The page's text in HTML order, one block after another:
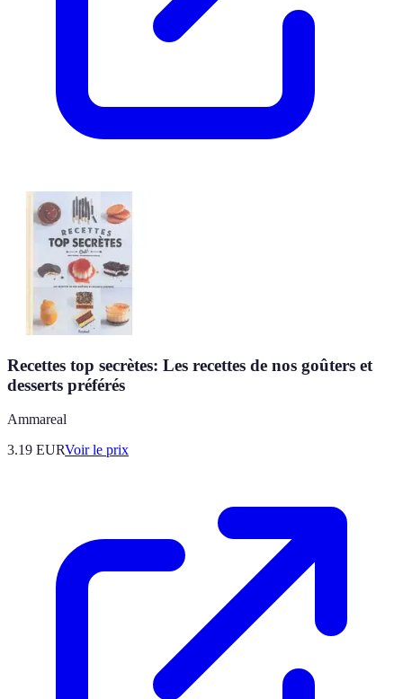
Recettes top secrètes: Les recettes de nos goûters et
desserts préférés
Ammareal
3.19 EURVoir le prix